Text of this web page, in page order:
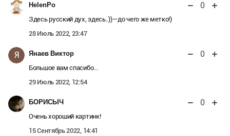
HelenPo 0
Здесь русский дух, здесь..))—до чего же метко!)
28 Июль 2022, 23:47
Я Янаев Виктор 0
Большое вам спасибо...
29 Июль 2022, 12:54
БОРИСЫЧ 0
Очень хороший картинк!
15 Сентябрь 2022, 14:41